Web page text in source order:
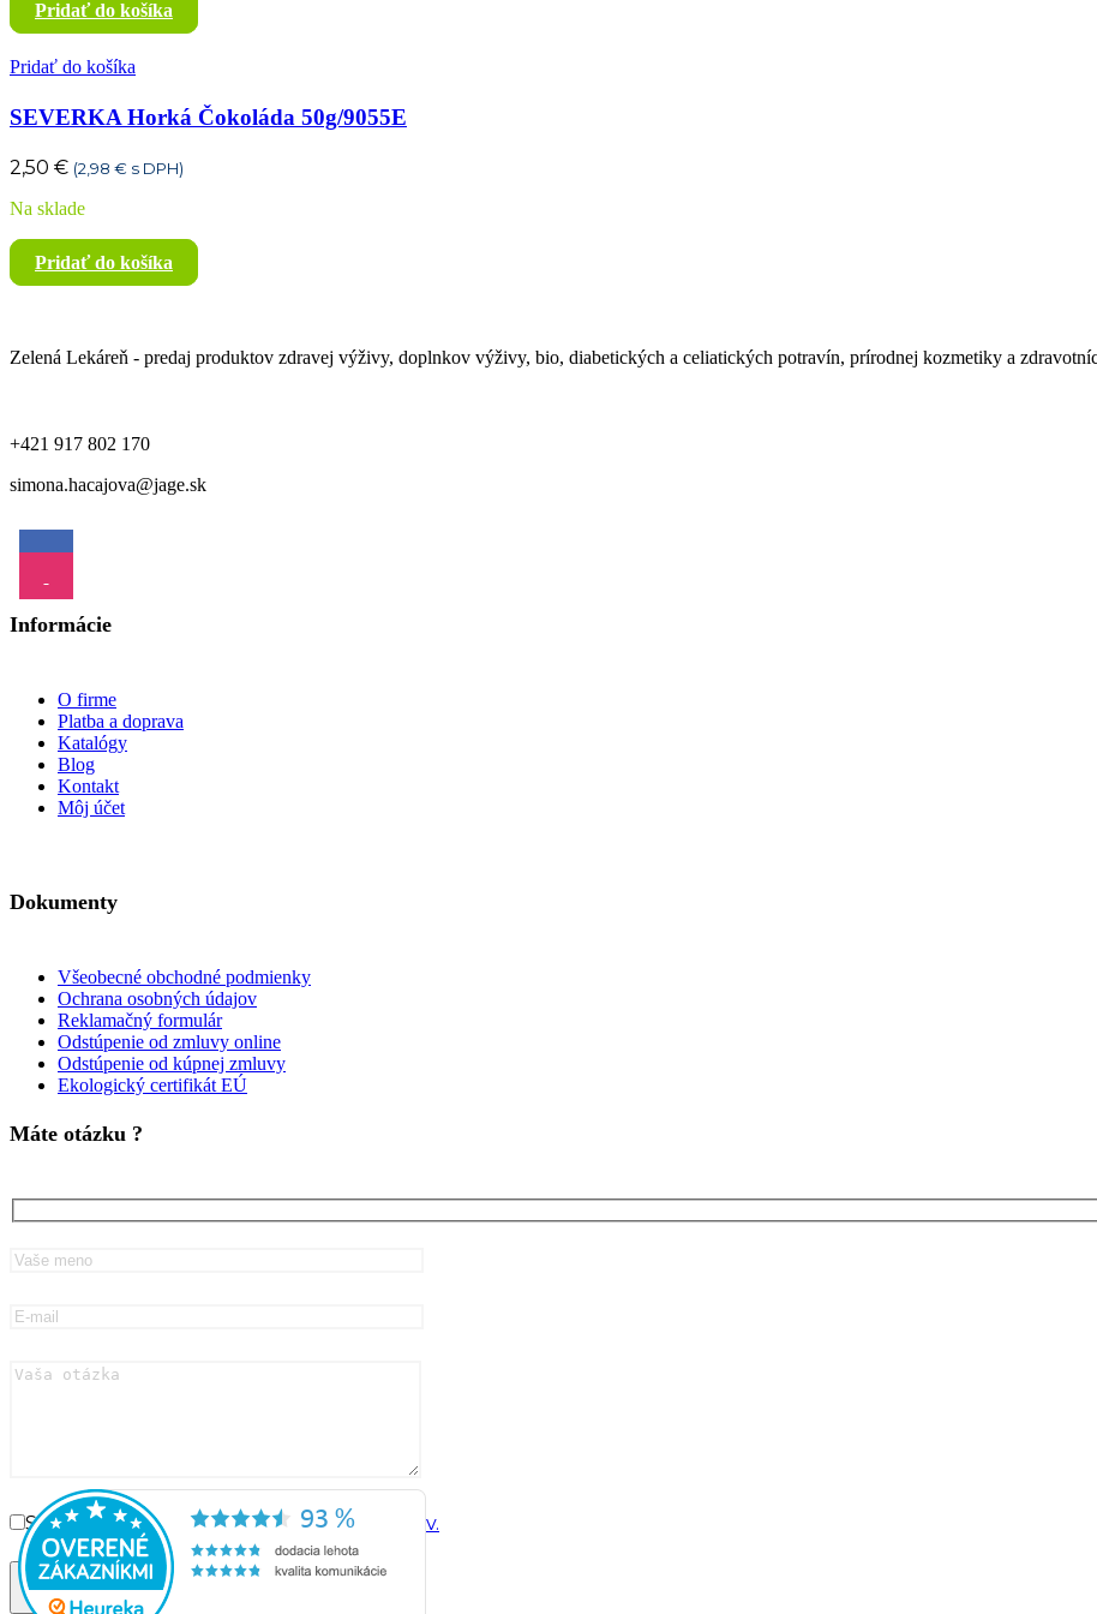
Pridať do košíka
Pridať do košíka
SEVERKA Horká Čokoláda 50g/9055E
2,50 € (2,98 € s DPH)
Na sklade
Pridať do košíka
Zelená Lekáreň - predaj produktov zdravej výživy, doplnkov výživy, bio, diabetických a celiatických potravín, prírodnej kozmetiky a
+421 917 802 170
simona.hacajova@jage.sk
Informácie
O firme
Platba a doprava
Katalógy
Blog
Kontakt
Môj účet
Dokumenty
Všeobecné obchodné podmienky
Ochrana osobných údajov
Reklamačný formulár
Odstúpenie od zmluvy online
Odstúpenie od kúpnej zmluvy
Ekologický certifikát EÚ
Máte otázku ?
Súhlasím sospracovaním osobných údajov.